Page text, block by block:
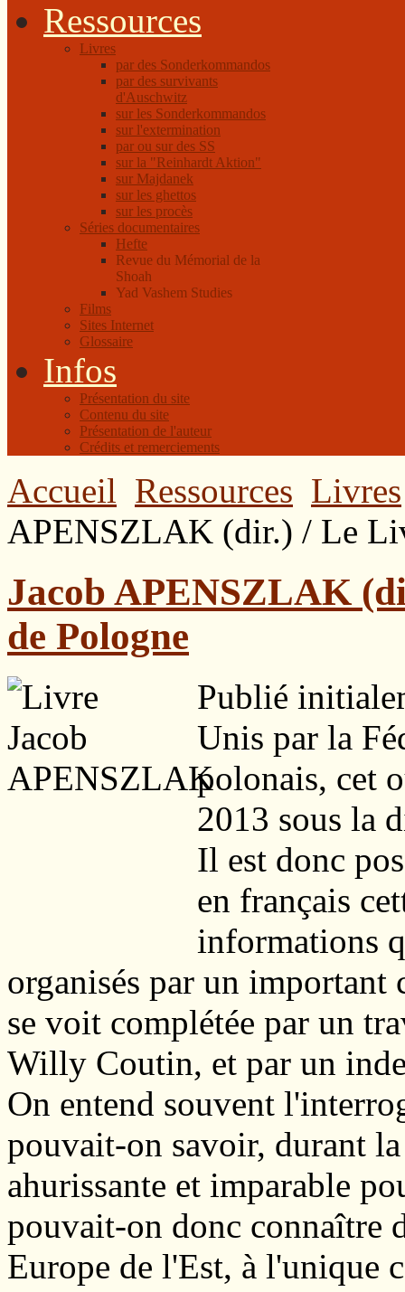
Ressources
Livres
par des Sonderkommandos
par des survivants
d'Auschwitz
sur les Sonderkommandos
sur l'extermination
par ou sur des SS
sur la "Reinhardt Aktion"
sur Majdanek
sur les ghettos
sur les procès
Séries documentaires
Hefte
Revue du Mémorial de la
Shoah
Yad Vashem Studies
Films
Sites Internet
Glossaire
Infos
Présentation du site
Contenu du site
Présentation de l'auteur
Crédits et remerciements
Accueil Ressources Livres
APENSZLAK (dir.) / Le
Jacob APENSZLAK
de Pologne
Publié
Unis par la
polonais, cet
2013 sous la
Il est donc
en français
informations
organisés par un
se voit complétée par un
Willy Coutin, et par un
On entend souvent
pouvait-on savoir, durant
ahurissante et imparable
pouvait-on donc connaître
Europe de l'Est, à l'unique